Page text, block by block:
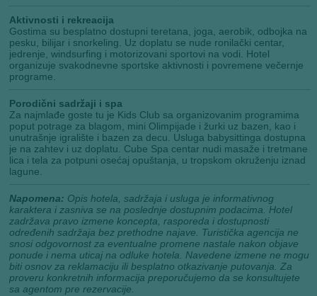
Aktivnosti i rekreacija
Gostima su besplatno dostupni teretana, joga, aerobik, odbojka na
pesku, bilijar i snorkeling. Uz doplatu se nude ronilački centar,
jedrenje, windsurfing i motorizovani sportovi na vodi. Hotel
organizuje svakodnevne sportske aktivnosti i povremene večernje
programe.
Porodični sadržaji i spa
Za najmlađe goste tu je Kids Club sa organizovanim programima
poput potrage za blagom, mini Olimpijade i žurki uz bazen, kao i
unutrašnje igralište i bazen za decu. Usluga babysittinga dostupna
je na zahtev i uz doplatu. Cube Spa centar nudi masaže i tretmane
lica i tela za potpuni osećaj opuštanja, u tropskom okruženju iznad
lagune.
Napomena: Opis hotela, sadržaja i usluga je informativnog
karaktera i zasniva se na poslednje dostupnim podacima. Hotel
zadržava pravo izmene koncepta, rasporeda i dostupnosti
određenih sadržaja bez prethodne najave. Turistička agencija ne
snosi odgovornost za eventualne promene nastale nakon objave
ponude i nema uticaj na odluke hotela. Navedene izmene ne mogu
biti osnov za reklamaciju ili besplatno otkazivanje putovanja. Za
proveru konkretnih informacija preporučujemo da se konsultujete
sa agentom pre rezervacije.